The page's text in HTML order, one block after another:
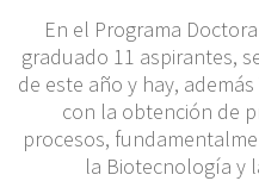
En el Programa
graduado 11 aspirantes,
de este año y hay,
con la obtención de
procesos,
la Biotecnología y